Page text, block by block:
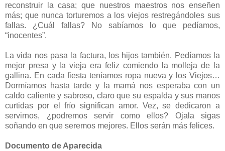
reconstruir la casa; que nuestros maestros nos enseñen
más; que nunca torturemos a los viejos restregándoles sus
fallas. ¿Cuál fallas? No sabíamos lo que pedíamos,
“inocentes”.
La vida nos pasa la factura, los hijos también. Pedíamos la
mejor presa y la vieja era feliz comiendo la molleja de la
gallina. En cada fiesta teníamos ropa nueva y los Viejos…
Dormíamos hasta tarde y la mamá nos esperaba con un
caldo caliente y sabroso, claro que su espalda y sus manos
curtidas por el frío significan amor. Vez, se dedicaron a
servirnos, ¿podremos servir como ellos? Ojala sigas
soñando en que seremos mejores. Ellos serán más felices.
Documento de Aparecida